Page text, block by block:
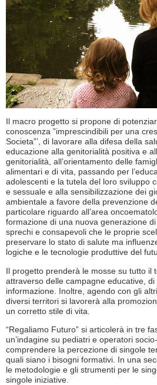
Il macro progetto si propone di
conoscenza ”imprescindibili per una
Societa”’, di lavorare alla difesa della
educazione alla genitorialità positiva e
genitorialità, all’orientamento delle
alimentari e di vita, passando per
adolescenti e la tutela del loro sviluppo
e sessuale e alla sensibilizzazione dei
ambientale a favore della prevenzione
particolare riguardo all’area
formazione di una nuova generazione
sprechi e consapevoli che le proprie
preservare lo stato di salute ma
logiche e le tecnologie produttive del
Il progetto prenderà le mosse su tutto il
attraverso delle campagne educative, di
informazione. Inoltre, agendo con gli
diversi territori si lavorerà alla
un corretto stile di vita.
“Regaliamo Futuro” si articolerà in tre
un’indagine su pediatri e operatori
comprendere la percezione di singole
quali siano i bisogni formativi. In una
le metodologie e gli strumenti per le
singole iniziative.